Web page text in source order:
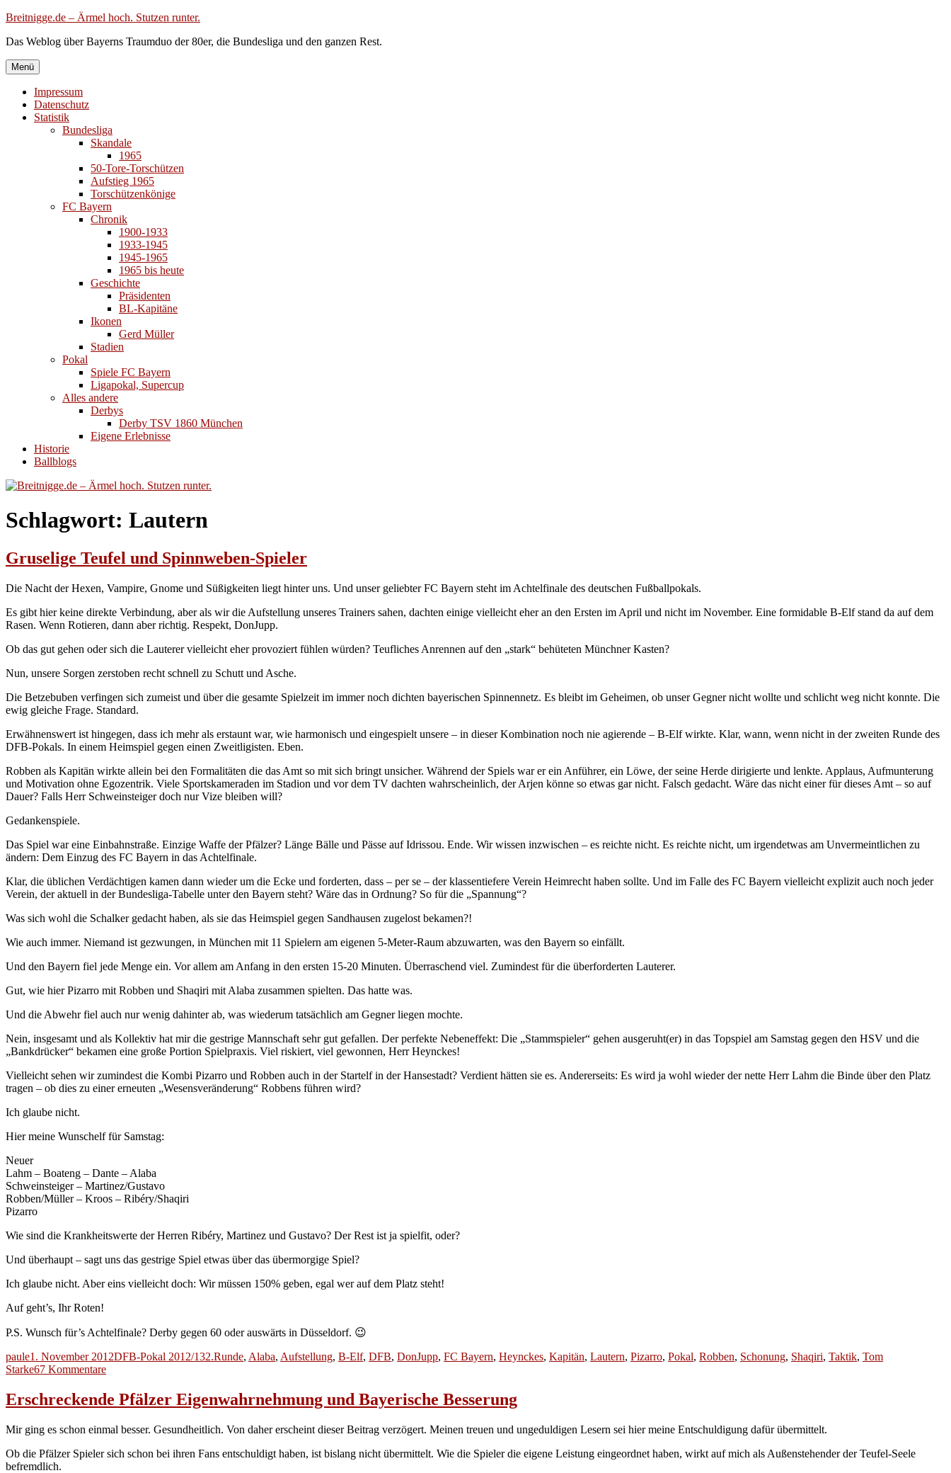
Zum
springen
Breitnigge.de – Ärmel hoch. Stutzen runter.
Das Weblog über Bayerns Traumduo der 80er, die Bundesliga und den ganzen Rest.
Menü
Impressum
Datenschutz
Statistik
Bundesliga
Skandale
1965
50-Tore-Torschützen
Aufstieg 1965
Torschützenkönige
FC Bayern
Chronik
1900-1933
1933-1945
1945-1965
1965 bis heute
Geschichte
Präsidenten
BL-Kapitäne
Ikonen
Gerd Müller
Stadien
Pokal
Spiele FC Bayern
Ligapokal, Supercup
Alles andere
Derbys
Derby TSV 1860 München
Eigene Erlebnisse
Historie
Ballblogs
Schlagwort: Lautern
Gruselige Teufel und Spinnweben-Spieler
Die Nacht der Hexen, Vampire, Gnome und Süßigkeiten liegt hinter uns. Und unser geliebter FC Bayern steht im Achtelfinale des deutschen Fußballpokals.
Es gibt hier keine direkte Verbindung, aber als wir die Aufstellung unseres Trainers sahen, dachten einige vielleicht eher an den Ersten im April und nicht im November. Eine formidable B-Elf stand da auf dem
Rasen. Wenn Rotieren, dann aber richtig. Respekt, DonJupp.
Ob das gut gehen oder sich die Lauterer vielleicht eher provoziert fühlen würden? Teufliches Anrennen auf den „stark“ behüteten Münchner Kasten?
Nun, unsere Sorgen zerstoben recht schnell zu Schutt und Asche.
Die Betzebuben verfingen sich zumeist und über die gesamte Spielzeit im immer noch dichten bayerischen Spinnennetz. Es bleibt im Geheimen, ob unser Gegner nicht wollte und schlicht weg nicht konnte. Die
ewig gleiche Frage. Standard.
Erwähnenswert ist hingegen, dass ich mehr als erstaunt war, wie harmonisch und eingespielt unsere – in dieser Kombination noch nie agierende – B-Elf wirkte. Klar, wann, wenn nicht in der zweiten Runde des
DFB-Pokals. In einem Heimspiel gegen einen Zweitligisten. Eben.
Robben als Kapitän wirkte allein bei den Formalitäten die das Amt so mit sich bringt unsicher. Während der Spiels war er ein Anführer, ein Löwe, der seine Herde dirigierte und lenkte. Applaus, Aufmunterung
und Motivation ohne Egozentrik. Viele Sportskameraden im Stadion und vor dem TV dachten wahrscheinlich, der Arjen könne so etwas gar nicht. Falsch gedacht. Wäre das nicht einer für dieses Amt – so auf
Dauer? Falls Herr Schweinsteiger doch nur Vize bleiben will?
Gedankenspiele.
Das Spiel war eine Einbahnstraße. Einzige Waffe der Pfälzer? Länge Bälle und Pässe auf Idrissou. Ende. Wir wissen inzwischen – es reichte nicht. Es reichte nicht, um irgendetwas am Unvermeintlichen zu
ändern: Dem Einzug des FC Bayern in das Achtelfinale.
Klar, die üblichen Verdächtigen kamen dann wieder um die Ecke und forderten, dass – per se – der klassentiefere Verein Heimrecht haben sollte. Und im Falle des FC Bayern vielleicht explizit auch noch jeder
Verein, der aktuell in der Bundesliga-Tabelle unter den Bayern steht? Wäre das in Ordnung? So für die „Spannung“?
Was sich wohl die Schalker gedacht haben, als sie das Heimspiel gegen Sandhausen zugelost bekamen?!
Wie auch immer. Niemand ist gezwungen, in München mit 11 Spielern am eigenen 5-Meter-Raum abzuwarten, was den Bayern so einfällt.
Und den Bayern fiel jede Menge ein. Vor allem am Anfang in den ersten 15-20 Minuten. Überraschend viel. Zumindest für die überforderten Lauterer.
Gut, wie hier Pizarro mit Robben und Shaqiri mit Alaba zusammen spielten. Das hatte was.
Und die Abwehr fiel auch nur wenig dahinter ab, was wiederum tatsächlich am Gegner liegen mochte.
Nein, insgesamt und als Kollektiv hat mir die gestrige Mannschaft sehr gut gefallen. Der perfekte Nebeneffekt: Die „Stammspieler“ gehen ausgeruht(er) in das Topspiel am Samstag gegen den HSV und die
„Bankdrücker“ bekamen eine große Portion Spielpraxis. Viel riskiert, viel gewonnen, Herr Heynckes!
Vielleicht sehen wir zumindest die Kombi Pizarro und Robben auch in der Startelf in der Hansestadt? Verdient hätten sie es. Andererseits: Es wird ja wohl wieder der nette Herr Lahm die Binde über den Platz
tragen – ob dies zu einer erneuten „Wesensveränderung“ Robbens führen wird?
Ich glaube nicht.
Hier meine Wunschelf für Samstag:
Neuer
Lahm – Boateng – Dante – Alaba
Schweinsteiger – Martinez/Gustavo
Robben/Müller – Kroos – Ribéry/Shaqiri
Pizarro
Wie sind die Krankheitswerte der Herren Ribéry, Martinez und Gustavo? Der Rest ist ja spielfit, oder?
Und überhaupt – sagt uns das gestrige Spiel etwas über das übermorgige Spiel?
Ich glaube nicht. Aber eins vielleicht doch: Wir müssen 150% geben, egal wer auf dem Platz steht!
Auf geht’s, Ihr Roten!
P.S. Wunsch für’s Achtelfinale? Derby gegen 60 oder auswärts in Düsseldorf. 😉
Autor
pauleVeröffentlicht
am
1. November 2012Kategorien
DFB-Pokal 2012/13Schlagwörter
2.Runde, Alaba, Aufstellung, B-Elf, DFB, DonJupp, FC Bayern, Heynckes, Kapitän, Lautern, Pizarro, Pokal, Robben, Schonung, Shaqiri, Taktik, Tom
Starke67 Kommentarezu
Teufel
und
Spieler
Erschreckende Pfälzer Eigenwahrnehmung und Bayerische Besserung
Mir ging es schon einmal besser. Gesundheitlich. Von daher erscheint dieser Beitrag verzögert. Meinen treuen und ungeduldigen Lesern sei hier meine Entschuldigung dafür übermittelt.
Ob die Pfälzer Spieler sich schon bei ihren Fans entschuldigt haben, ist bislang nicht übermittelt. Wie die Spieler die eigene Leistung eingeordnet haben, wirkt auf mich als Außenstehender der Teufel-Seele
befremdlich.